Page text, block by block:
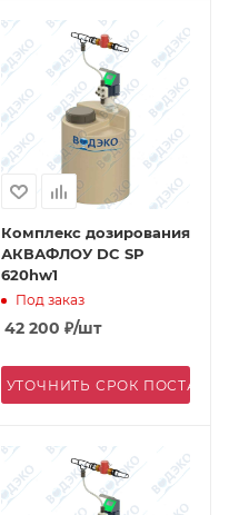
Комплекс дозирования
АКВАФЛОУ DC SP
620hw1
Под заказ
42 200 ₽/шт
УТОЧНИТЬ СРОК